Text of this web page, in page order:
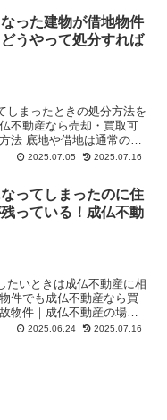
った建物が借地物件
うやって処分すれば
しまったときの処分方法を
2025.07.05 2025.07.16
ってしまったのに住
っている！成仏不動
たいときは成仏不動産に相
2025.06.24 2025.07.16